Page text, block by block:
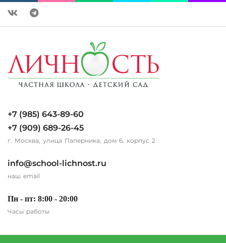
+7 (985) 643-89-60
+7 (909) 689-26-45
г. Москва, улица Паперника, дом 6, корпус 2
info@school-lichnost.ru
наш email
Пн - пт: 8:00 - 20:00
Часы работы